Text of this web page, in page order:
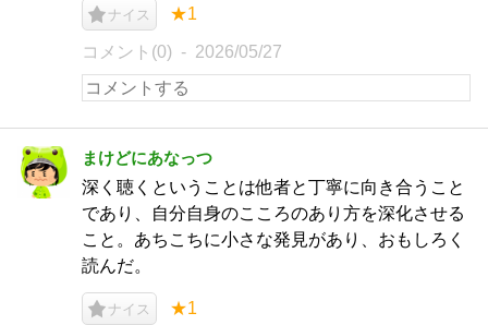
ナイス ★1
コメント(0) 2026/05/27
まけどにあなっつ
深く聴くということは他者と丁寧に向き合うこと
であり、自分自身のこころのあり方を深化させる
こと。あちこちに小さな発見があり、おもしろく
読んだ。
ナイス ★1